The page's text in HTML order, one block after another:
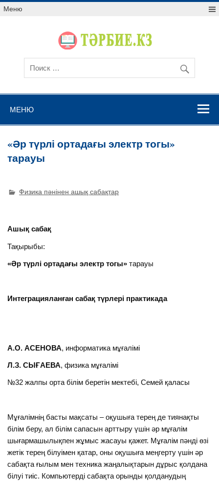
Меню
МЕНЮ
«Әр түрлі ортадағы электр тогы»
тарауы
Физика пәнінен ашық сабақтар
Ашық сабақ
Тақырыбы:
«Әр түрлі ортадағы электр тогы»тарауы
Интеграцияланған сабақ түрлері практикада
А.О. АСЕНОВА, информатика мұғалімі
Л.З. СЫҒАЕВА, физика мұғалімі
№32 жалпы орта білім беретін мектебі, Семей қаласы
Мұғалімнің басты мақсаты – оқушыға терең де тиянақты
білім беру, ал білім сапасын арттыру үшін әр мұғалім
шығармашылықпен жұмыс жасауы қажет. Мұғалім пәнді өзі
жетік терең білуімен қатар, оны оқушыға меңгерту үшін әр
сабақта ғылым мен техника жаңалықтарын дұрыс қолдана
білуі тиіс. Компьютерді сабақта орынды қолданудың